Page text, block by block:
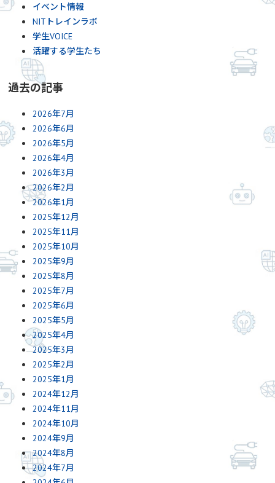
イベント情報
NITトレインラボ
学生VOICE
活躍する学生たち
過去の記事
2026年7月
2026年6月
2026年5月
2026年4月
2026年3月
2026年2月
2026年1月
2025年12月
2025年11月
2025年10月
2025年9月
2025年8月
2025年7月
2025年6月
2025年5月
2025年4月
2025年3月
2025年2月
2025年1月
2024年12月
2024年11月
2024年10月
2024年9月
2024年8月
2024年7月